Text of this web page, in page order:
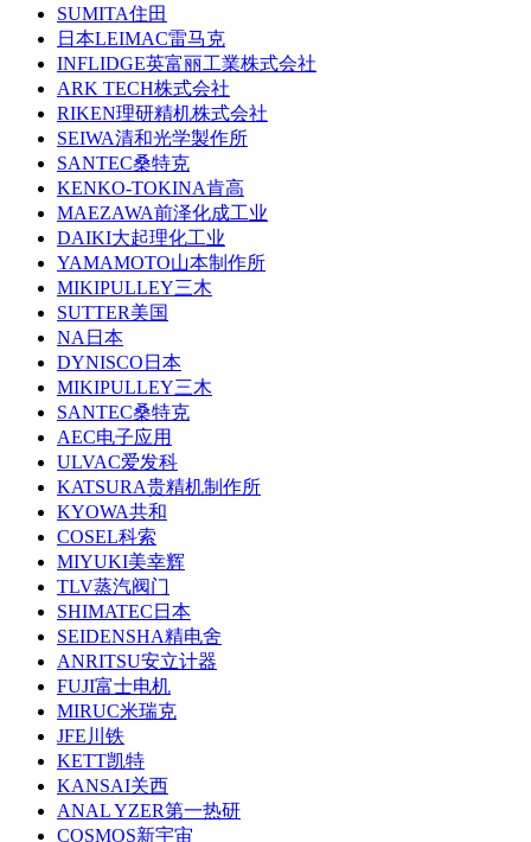
SUMITA住田
日本LEIMAC雷马克
INFLIDGE英富丽工業株式会社
ARK TECH株式会社
RIKEN理研精机株式会社
SEIWA清和光学製作所
SANTEC桑特克
KENKO-TOKINA肯高
MAEZAWA前泽化成工业
DAIKI大起理化工业
YAMAMOTO山本制作所
MIKIPULLEY三木
SUTTER美国
NA日本
DYNISCO日本
MIKIPULLEY三木
SANTEC桑特克
AEC电子应用
ULVAC爱发科
KATSURA贵精机制作所
KYOWA共和
COSEL科索
MIYUKI美幸辉
TLV蒸汽阀门
SHIMATEC日本
SEIDENSHA精电舍
ANRITSU安立计器
FUJI富士电机
MIRUC米瑞克
JFE川铁
KETT凯特
KANSAI关西
ANAL YZER第一热研
COSMOS新宇宙